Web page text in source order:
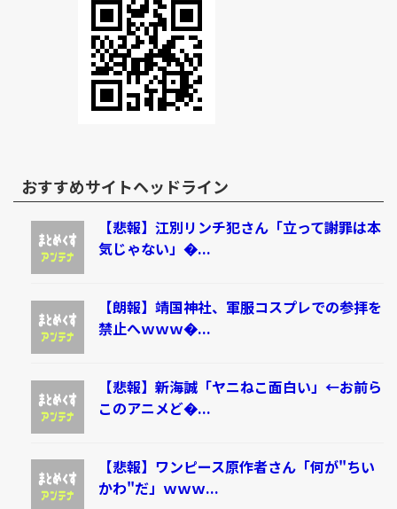
おすすめサイトヘッドライン
【悲報】江別リンチ犯さん「立って謝罪は本
気じゃない」�...
【朗報】靖国神社、軍服コスプレでの参拝を
禁止へｗｗｗ�...
【悲報】新海誠「ヤニねこ面白い」←お前ら
このアニメど�...
【悲報】ワンピース原作者さん「何が"ちい
かわ"だ」ｗｗｗ...